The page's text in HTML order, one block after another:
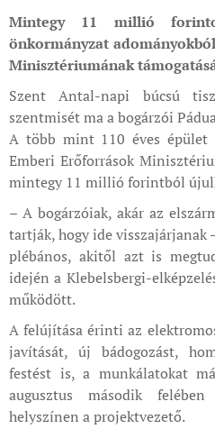
Mintegy 11 millió
önkormányzat
Minisztériumának
Szent Antal-napi búcsú
szentmisét ma a bogárzói
A több mint 110 éves épület
Emberi Erőforrások
mintegy 11 millió forintból
– A bogárzóiak, akár az
tartják, hogy ide visszajárjanak
plébános, akitől azt is
idején a Klebelsbergi-
működött.
A felújítása érinti az
javítását, új bádogozást,
festést is, a munkálatokat
augusztus második
helyszínen a projektvezető.